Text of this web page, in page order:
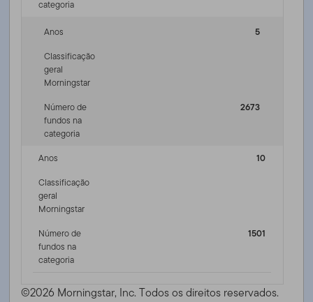
categoria
Anos
5
Classificação
geral
Morningstar
Número de
fundos na
categoria
2673
Anos
10
Classificação
geral
Morningstar
Número de
fundos na
categoria
1501
©2026 Morningstar, Inc. Todos os direitos reservados.